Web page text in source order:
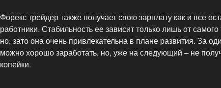
Форекс трейдер также получает свою зарплату как и все
работники. Стабильность ее зависит только лишь от
но, зато она очень привлекательна в плане развития. За
можно хорошо заработать, но, уже на следующий – не
копейки.